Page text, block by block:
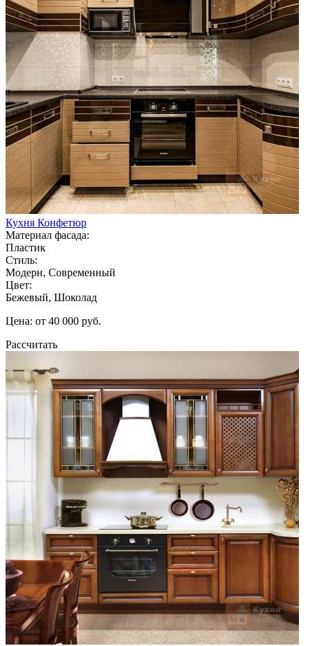
Кухня Конфетюр
Материал фасада:
Пластик
Стиль:
Модерн, Современный
Цвет:
Бежевый, Шоколад
Цена: от 40 000 руб.
Рассчитать